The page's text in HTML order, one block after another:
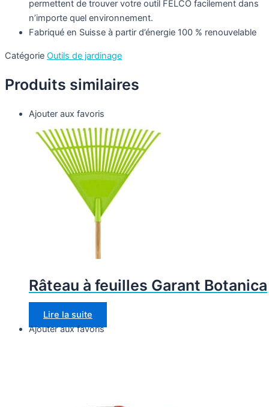
permettent de trouver votre outil FELCO facilement dans
n’importe quel environnement.
Fabriqué en Suisse à partir d’énergie 100 % renouvelable
Catégorie Outils de jardinage
Produits similaires
Ajouter aux favoris
Râteau à feuilles Garant Botanica
Lire la suite
Ajouter aux favoris